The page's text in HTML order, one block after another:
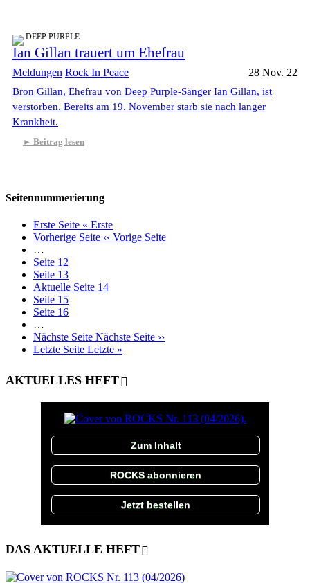
DEEP PURPLE
Ian Gillan trauert um Ehefrau
Meldungen Rock In Peace 28 Nov. 22
Bron Gillan, Ehefrau von Deep Purple-Sänger Ian Gillan, ist
verstorben. Bereits am 19. November starb sie nach langer
Krankheit.
Beitrag lesen
Seitennummerierung
Erste Seite « Erste
Vorherige Seite ‹‹ Vorige Seite
…
Seite 12
Seite 13
Aktuelle Seite 14
Seite 15
Seite 16
…
Nächste Seite Nächste Seite ››
Letzte Seite Letzte »
AKTUELLES HEFT
Zum Inhalt
ROCKS abonnieren
Jetzt bestellen
DAS AKTUELLE HEFT